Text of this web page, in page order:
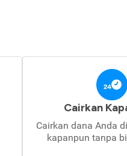
Cairkan
Cairkan dana Anda
kapanpun tanpa